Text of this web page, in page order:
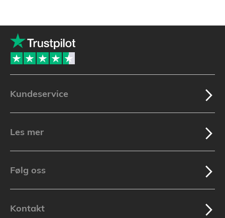
Kundeservice
Les mer
Følg oss
Kontakt